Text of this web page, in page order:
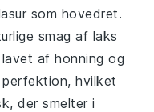
som hovedret.
smag af laks
af honning og
hvilket
der smelter i